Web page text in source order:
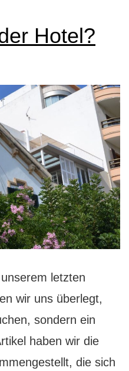
Hotel?
letzten
wir uns überlegt,
sondern ein
haben wir die
die sich